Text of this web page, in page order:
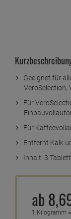
Geeignet für
VeroSelection,
Für
Für
Entfernt Kalk
Inhalt: 3
ab 8,
1 Kilogramm =